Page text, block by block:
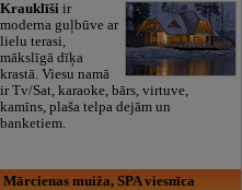
Krauklīši ir
moderna guļbūve ar
lielu terasi,
mākslīgā dīķa
krastā. Viesu namā
ir Tv/Sat, karaoke, bārs, virtuve,
kamīns, plaša telpa dejām un
banketiem.
Mārcienas muiža, SPA viesnīca